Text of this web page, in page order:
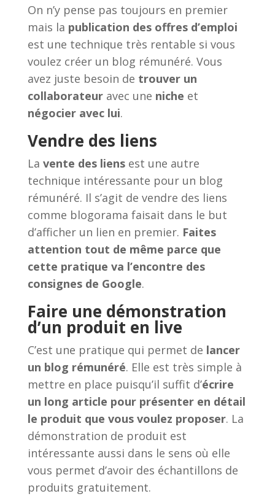
On n’y pense pas toujours en premier
mais la publication des offres d’emploi
est une technique très rentable si vous
voulez créer un blog rémunéré. Vous
avez juste besoin de trouver un
collaborateuravec une niche et
négocier avec lui.
Vendre des liens
La vente des liensest une autre
technique intéressante pour un blog
rémunéré. Il s’agit de vendre des liens
comme blogorama faisait dans le but
d’afficher un lien en premier. Faites
attention tout de même parce que
cette pratique va l’encontre des
consignes de Google.
Faire une démonstration
d’un produit en live
C’est une pratique qui permet de lancer
un blog rémunéré. Elle est très simple à
mettre en place puisqu’il suffit d’écrire
un long article pour présenter en détail
le produit que vous voulez proposer. La
démonstration de produit est
intéressante aussi dans le sens où elle
vous permet d’avoir des échantillons de
produits gratuitement.